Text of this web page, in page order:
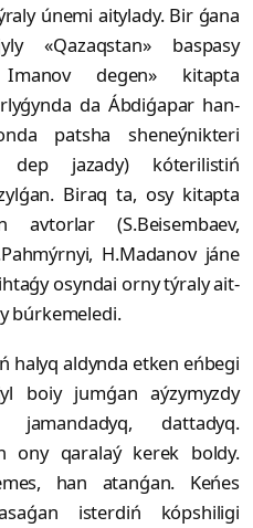
únemi aitylady. Bir ǵana
«Qazaqstan» baspasy
degen» kitapta
da Ábdiǵapar han­
patsha sheneýnikteri
dep jazady) kóterilistiń
Biraq ta, osy kitapta
(S.Beisembaev,
H.Madanov já­ne
osyndai orny týraly ait­
búrkemeledi.
halyq aldynda etken eńbegi
boiy jumǵan aýzymyzdy
dattadyq.
ony qaralaý kerek boldy.
han atanǵan. Keńes
isterdiń kópshiligi